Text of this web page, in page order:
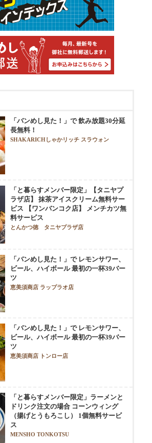
「バンめし見た！」で 飲み放題30分延
長無料！
SHAKARICHしゃかリッチ スラウォン
「と暮らすメンバー限定」【タニヤプ
ラザ店】 抹茶アイスクリーム無料サー
ビス 【ワンバンコク店】 メンチカツ無
料サービス
とんかつ徳 タニヤプラザ店
「バンめし見た！」で レモンサワー、
ビール、ハイボール 最初の一杯39バー
ツ
恵美須商店 ラップラオ店
「バンめし見た！」で レモンサワー、
ビール、ハイボール 最初の一杯39バー
ツ
恵美須商店 トンロー店
「と暮らすメンバー限定」ラーメンと
ドリンク注文の場合 コーンウィング
（揚げとうもろこし） 1個無料サービ
ス
MENSHO TONKOTSU